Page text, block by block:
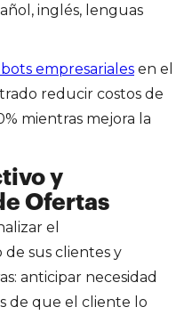
inglés, lenguas
empresariales en el
reducir costos de
mientras mejora la
y
Ofertas
el
sus clientes y
anticipar necesidad
de que el cliente lo